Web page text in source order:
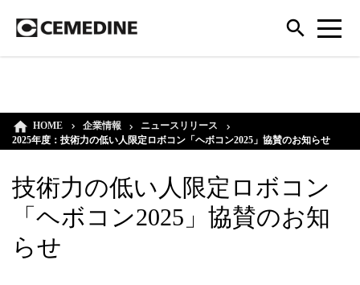
HOME 企業情報
ニュースリリース
2025年度：技術力の低い人限定ロボコン「ヘボコン2025」協賛のお知らせ
技術力の低い人限定ロボコン
「ヘボコン2025」協賛のお知
らせ